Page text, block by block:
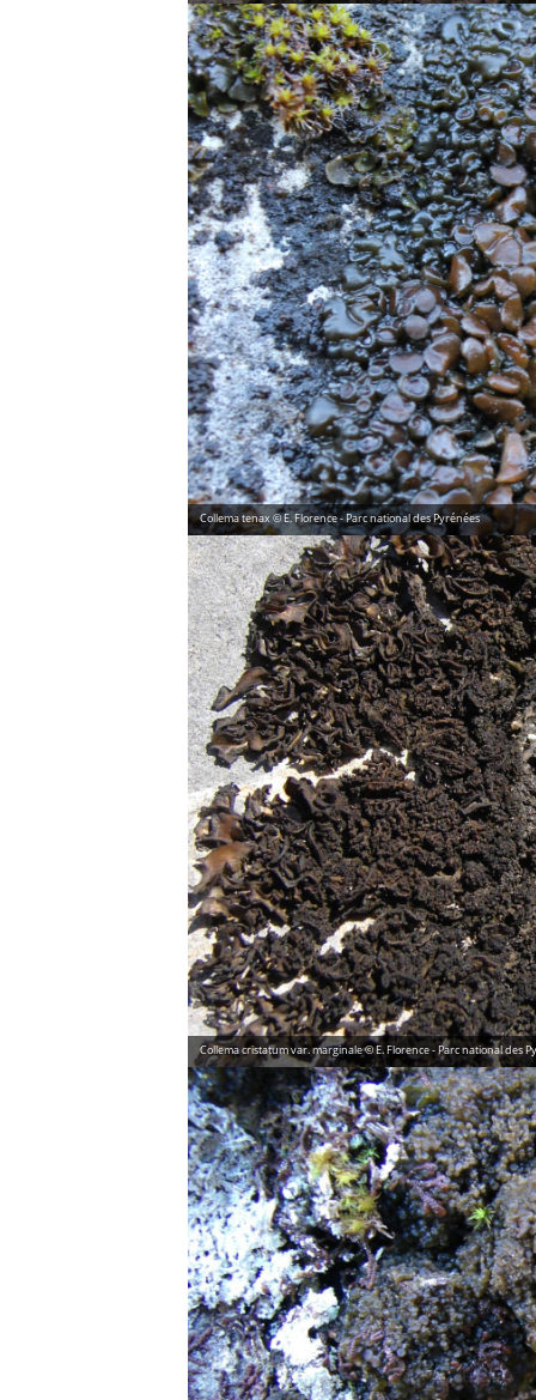
Collema tenax © E. Florence - Parc national des Pyrénées
Collema cristatum var. marginale © E. Florence - Parc national des